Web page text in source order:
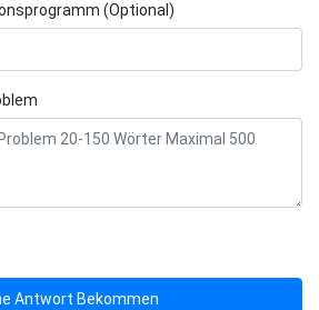
(Optional)
Antwort Bekommen